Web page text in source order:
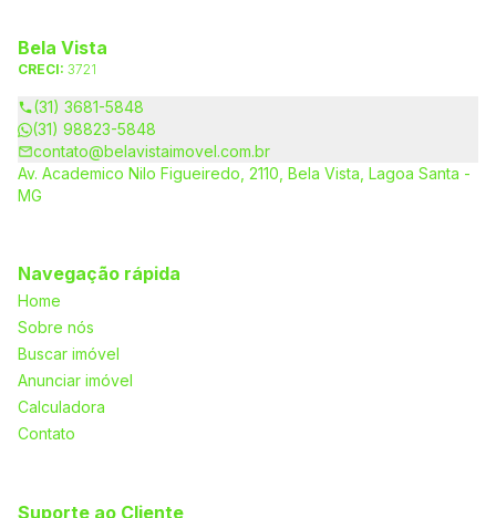
Bela Vista
CRECI: 3721
(31) 3681-5848
(31) 98823-5848
contato@belavistaimovel.com.br
Av. Academico Nilo Figueiredo, 2110, Bela Vista, Lagoa Santa -
MG
Navegação rápida
Home
Sobre nós
Buscar imóvel
Anunciar imóvel
Calculadora
Contato
Suporte ao Cliente